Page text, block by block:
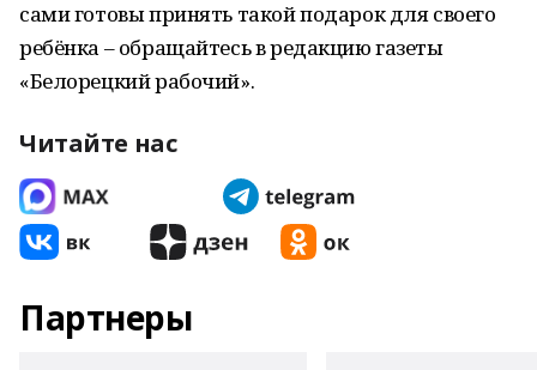
сами готовы принять такой подарок для своего
ребёнка – обращайтесь в редакцию газеты
«Белорецкий рабочий».
Читайте нас
Партнеры